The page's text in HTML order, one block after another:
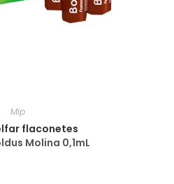
Mip
flaconetes
Molina 0,1mL